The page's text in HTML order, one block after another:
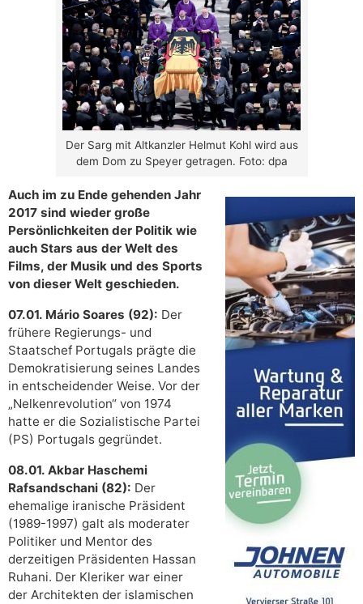
Der Sarg mit Altkanzler Helmut Kohl wird aus
dem Dom zu Speyer getragen. Foto: dpa
Auch im zu Ende gehenden Jahr
2017 sind wieder große
Persönlichkeiten der Politik wie
auch Stars aus der Welt des
Films, der Musik und des Sports
von dieser Welt geschieden.
07.01. Mário Soares (92): Der
frühere Regierungs- und
Staatschef Portugals prägte die
Demokratisierung seines Landes
in entscheidender Weise. Vor der
„Nelkenrevolution“ von 1974
hatte er die Sozialistische Partei
(PS) Portugals gegründet.
08.01. Akbar Haschemi
Rafsandschani (82): Der
ehemalige iranische Präsident
(1989-1997) galt als moderater
Politiker und Mentor des
derzeitigen Präsidenten Hassan
Ruhani. Der Kleriker war einer
der Architekten der islamischen